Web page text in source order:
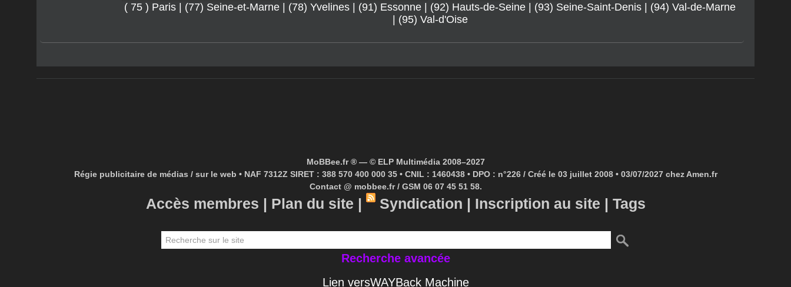
AVEC ANNE PACEO ET L’EXPOSITION
MARINE
( 75 ) Paris (77) Seine-et-Marne (78) Yvelines (91) Essonne (92) Hauts-de-Seine (93) Seine-Saint-Denis
(94) Val-de-Marne
(95) Val-d'Oise
MoBBee.fr ® — © ELP Multimédia 2008–2027
Régie publicitaire de médias / sur le web • NAF 7312Z SIRET : 388 570 400 000 35 • CNIL : 1460438 • DPO : n°226 / Créé le 03 juillet 2008 • 03/07/2027 chez Amen.fr
Contact @ mobbee.fr / GSM 06 07 45 51 58.
Accès membres | Plan du site | Syndication | Inscription au site | Tags
Recherche avancée
Lien versWAYBack Machine